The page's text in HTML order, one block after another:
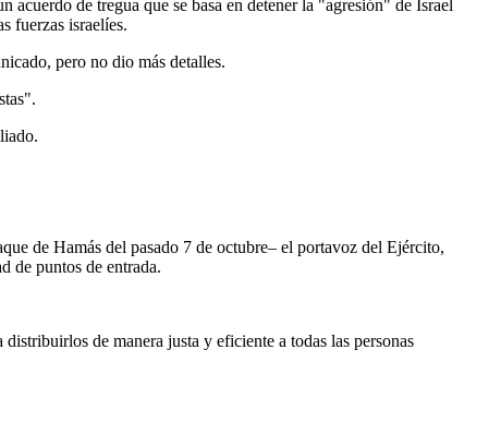
de tregua que se basa en detener la "agresión" de Israel
fuerzas israelíes.
pero no dio más detalles.
de Hamás del pasado 7 de octubre– el portavoz del Ejército,
de puntos de entrada.
de manera justa y eficiente a todas las personas